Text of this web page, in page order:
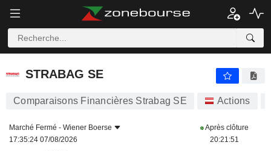
STRABAG SE
STRABAG SE
Comparaisons Financières Strabag SE Actions
Marché Fermé - Wiener Boerse
17:35:24 07/08/2026
Après clôture
20:21:51